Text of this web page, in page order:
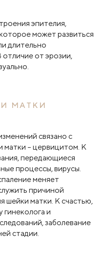
эпителия,
может развиться
длительно
от эрозии,
в норму процесс при
активных действий
матки, так как
рака.
МАТКИ
связано с
матки – цервицитом. К
передающиеся
процессы, вирусы.
меняет
причиной
шейки матки. К счастью,
гинеколога и
заболевание
стадии.
лечат: